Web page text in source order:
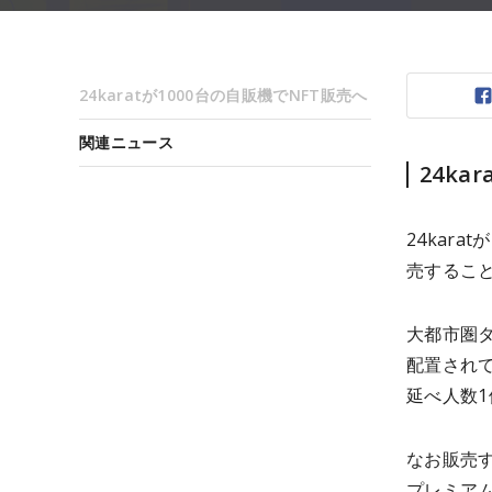
24karatが
売するこ
大都市圏
配置され
延べ人数
なお販売
24karatが1000台の自販機でNFT販売へ
関連ニュース